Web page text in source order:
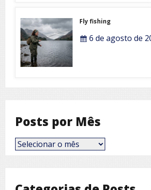
Fly fishing
6 de agosto de
Posts por Mês
Posts
por